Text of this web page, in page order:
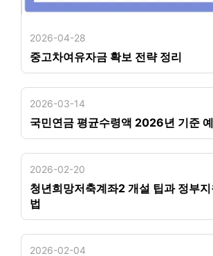
2026-04-28
중고차여유자금 확보 전략 정리
2026-03-14
국민연금 평균수령액 2026년 기준
2026-02-20
청년희망저축계좌2 개설 팁과 정부
법
2026-02-04